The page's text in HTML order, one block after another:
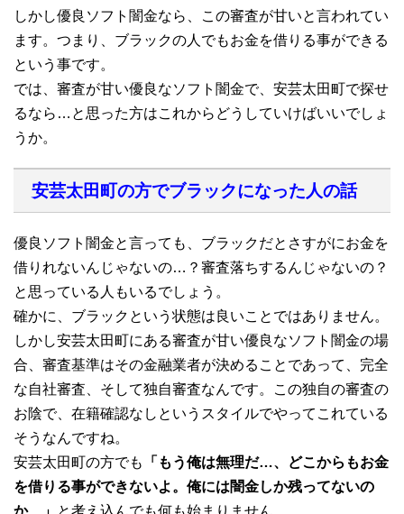
しかし優良ソフト闇金なら、この審査が甘いと言われてい
ます。つまり、ブラックの人でもお金を借りる事ができる
という事です。
では、審査が甘い優良なソフト闇金で、安芸太田町で探せ
るなら…と思った方はこれからどうしていけばいいでしょ
うか。
安芸太田町の方でブラックになった人の話
優良ソフト闇金と言っても、ブラックだとさすがにお金を
借りれないんじゃないの…？審査落ちするんじゃないの？
と思っている人もいるでしょう。
確かに、ブラックという状態は良いことではありません。
しかし安芸太田町にある審査が甘い優良なソフト闇金の場
合、審査基準はその金融業者が決めることであって、完全
な自社審査、そして独自審査なんです。この独自の審査の
お陰で、在籍確認なしというスタイルでやってこれている
そうなんですね。
安芸太田町の方でも
「もう俺は無理だ…、どこからもお金
を借りる事ができないよ。俺には闇金しか残ってないの
か…」
と考え込んでも何も始まりません。